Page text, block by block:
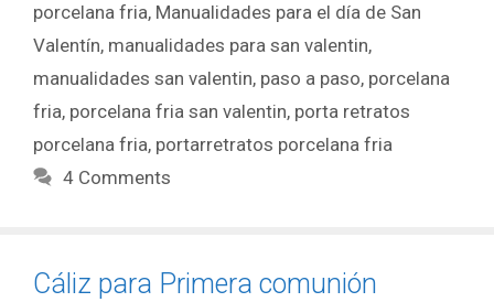
porcelana fria, Manualidades para el día de San
Valentín, manualidades para san valentin,
manualidades san valentin, paso a paso, porcelana
fria, porcelana fria san valentin, porta retratos
porcelana fria, portarretratos porcelana fria
4 Comments
Cáliz para Primera comunión